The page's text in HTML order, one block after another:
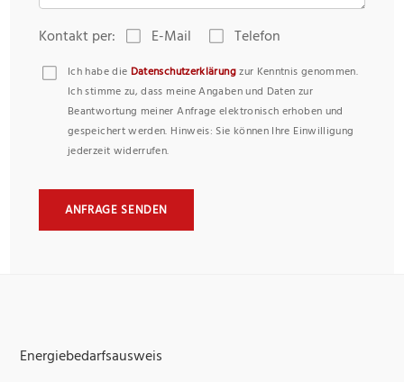
Kontakt per: E-Mail Telefon
Ich habe die Datenschutzerklärungzur Kenntnis genommen.
Ich stimme zu, dass meine Angaben und Daten zur
Beantwortung meiner Anfrage elektronisch erhoben und
gespeichert werden. Hinweis: Sie können Ihre Einwilligung
jederzeit widerrufen.
ANFRAGE SENDEN
Energiebedarfsausweis